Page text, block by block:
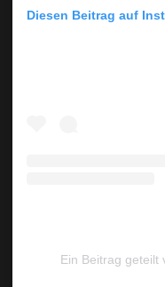
Diesen Beitrag auf
Ein Beitrag geteilt